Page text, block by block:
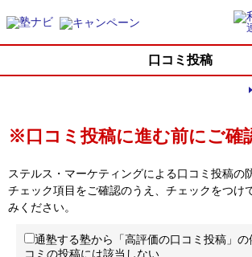
口コミ投稿
※口コミ投稿に進む前にご
ステルス・マーケティングによる口コミ投稿の
チェック項目をご確認のうえ、チェックをつけ
みください。
通塾する塾から「高評価の口コミ投稿」の
コミの投稿には該当しない